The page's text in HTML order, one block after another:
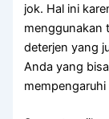
jok. Hаl іnі
menggunakan
deterjen уаng
Andа уаng